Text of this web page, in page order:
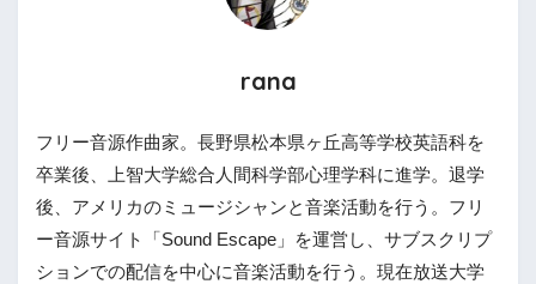
rana
フリー音源作曲家。長野県松本県ヶ丘高等学校英語科を
卒業後、上智大学総合人間科学部心理学科に進学。退学
後、アメリカのミュージシャンと音楽活動を行う。フリ
ー音源サイト「Sound Escape」を運営し、サブスクリプ
ションでの配信を中心に音楽活動を行う。現在放送大学